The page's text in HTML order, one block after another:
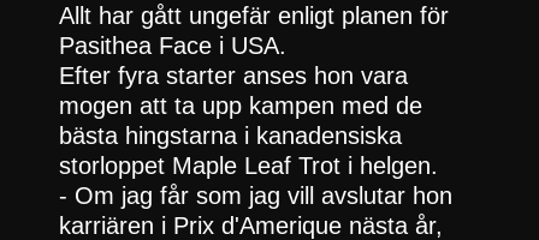
Allt har gått ungefär enligt planen för
Pasithea Face i USA.
Efter fyra starter anses hon vara
mogen att ta upp kampen med de
bästa hingstarna i kanadensiska
storloppet Maple Leaf Trot i helgen.
- Om jag får som jag vill avslutar hon
karriären i Prix d'Amerique nästa år,